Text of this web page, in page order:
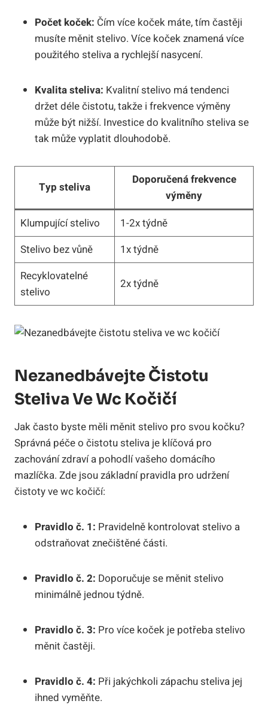
Počet ‍koček: Čím více koček máte, ⁢tím častěji
musíte měnit stelivo. ​Více koček znamená ​více
použitého steliva a⁤ rychlejší nasycení.
Kvalita steliva: Kvalitní stelivo má tendenci⁢
držet déle čistotu, ‌takže i frekvence výměny
může být nižší. Investice do kvalitního steliva se
tak může vyplatit dlouhodobě.
Typ steliva
Doporučená frekvence
výměny
Klumpující stelivo
1-2x týdně
Stelivo bez vůně
1x týdně
Recyklovatelné
stelivo
2x ‍týdně
Nezanedbávejte Čistotu
Steliva Ve ⁣wc Kočičí
Jak často byste měli​ měnit stelivo pro svou kočku?‌
Správná péče o čistotu steliva je​ klíčová‍ pro
zachování​ zdraví ‌a pohodlí vašeho domácího
mazlíčka. Zde jsou základní pravidla ​pro ⁣udržení
čistoty ve wc kočičí:
Pravidlo č. 1: Pravidelně kontrolovat stelivo a‍
odstraňovat‌ znečištěné ‌části.
Pravidlo č. 2: Doporučuje ⁤se měnit stelivo ​
minimálně jednou týdně.
Pravidlo č. 3: Pro‍ více koček je potřeba stelivo
měnit častěji.
Pravidlo č. 4: ‌Při jakýchkoli ‌zápachu​ steliva jej
ihned vyměňte.